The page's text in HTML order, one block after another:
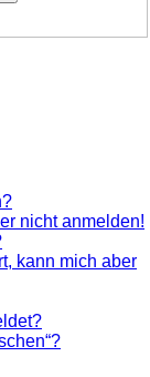
nicht anmelden!
kann mich aber